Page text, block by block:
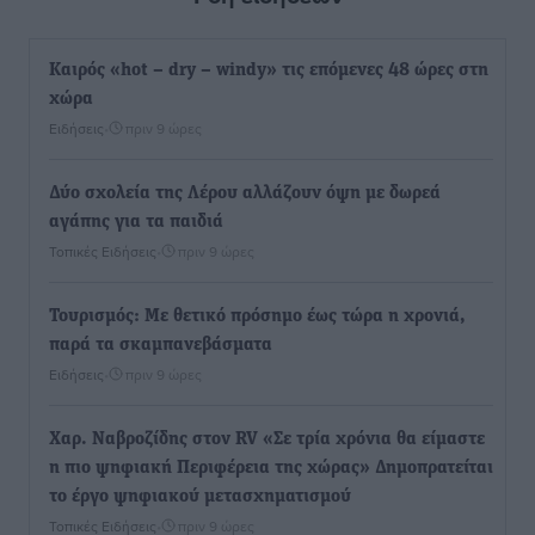
Καιρός «hot – dry – windy» τις επόμενες 48 ώρες στη
χώρα
Ειδήσεις πριν 9 ώρες
Δύο σχολεία της Λέρου αλλάζουν όψη με δωρεά
αγάπης για τα παιδιά
Τοπικές Ειδήσεις πριν 9 ώρες
Τουρισμός: Με θετικό πρόσημο έως τώρα η χρονιά,
παρά τα σκαμπανεβάσματα
Ειδήσεις πριν 9 ώρες
Χαρ. Ναβροζίδης στον RV «Σε τρία χρόνια θα είμαστε
η πιο ψηφιακή Περιφέρεια της χώρας» Δημοπρατείται
το έργο ψηφιακού μετασχηματισμού
Τοπικές Ειδήσεις πριν 9 ώρες